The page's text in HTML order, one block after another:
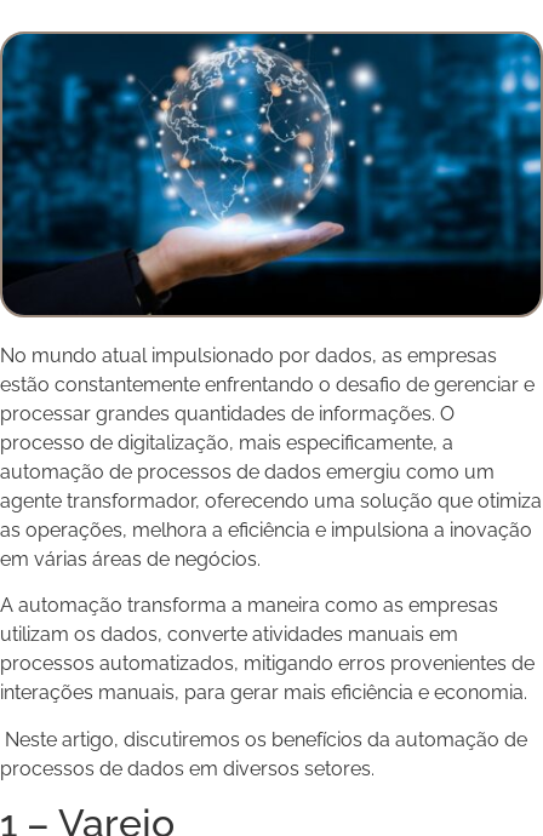
No mundo atual impulsionado por dados, as empresas
estão constantemente enfrentando o desafio de gerenciar e
processar grandes quantidades de informações. O
processo de digitalização, mais especificamente, a
automação de processos de dados emergiu como um
agente transformador, oferecendo uma solução que otimiza
as operações, melhora a eficiência e impulsiona a inovação
em várias áreas de negócios.
A automação transforma a maneira como as empresas
utilizam os dados, converte atividades manuais em
processos automatizados, mitigando erros provenientes de
interações manuais, para gerar mais eficiência e economia.
Neste artigo, discutiremos os benefícios da automação de
processos de dados em diversos setores.
1 – Varejo